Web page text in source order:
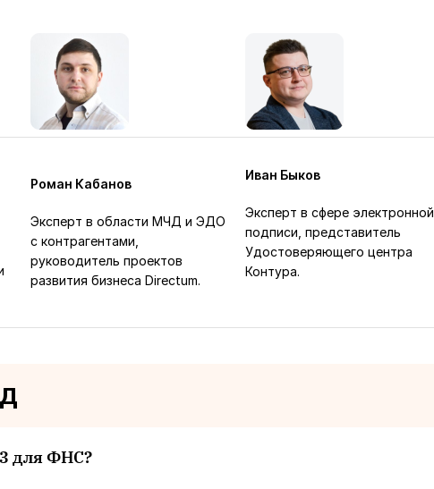
Роман Кабанов
Эксперт в области МЧД и ЭДО
с контрагентами,
руководитель проектов
развития бизнеса Directum.
Иван Быков
Эксперт в сфере электронной
подписи, представитель
Удостоверяющего центра
Контура.
для ФНС?